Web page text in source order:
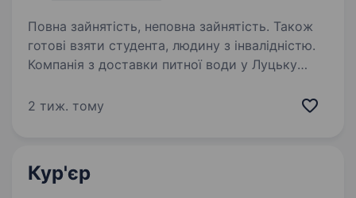
Повна зайнятість, неповна зайнятість. Також
готові взяти студента, людину з інвалідністю.
Компанія з доставки питної води у Луцьку
та охайного водія-кур'єра. Вимоги: Наявність
2 тиж. тому
Кур'єр